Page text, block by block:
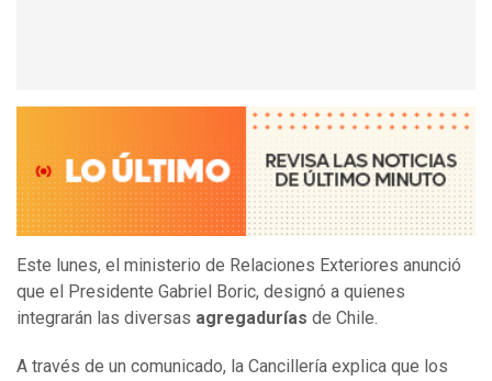
Este lunes, el ministerio de Relaciones Exteriores anunció
que el Presidente Gabriel Boric, designó a quienes
integrarán las diversas agregadurías de Chile.
A través de un comunicado, la Cancillería explica que los